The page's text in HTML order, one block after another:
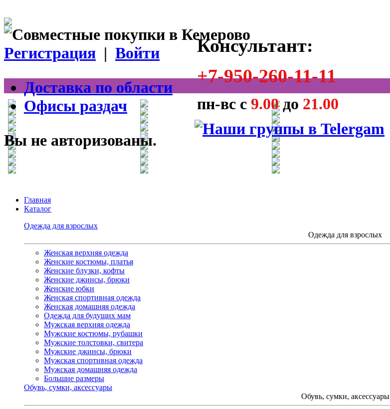
Консультант:
+7-950-260-11-11
пн-вс с 9.00до 21.00
Регистрация | Войти
Доставка по области
Офисы раздач
Вы не авторизованы.
Главная
Каталог
Одежда для взрослых
Одежда для взрослых
Женская верхняя одежда
Женские костюмы, платья
Женские блузки, кофты
Женские джинсы, брюки
Женские юбки
Женская спортивная одежда
Женская домашняя одежда
Одежда для будущих мам
Мужская верхняя одежда
Мужские костюмы, рубашки
Мужские толстовки, свитера
Мужские джинсы, брюки
Мужская спортивная одежда
Мужская домашняя одежда
Большие размеры
Обувь, сумки, аксессуары
Обувь, сумки, аксессуары